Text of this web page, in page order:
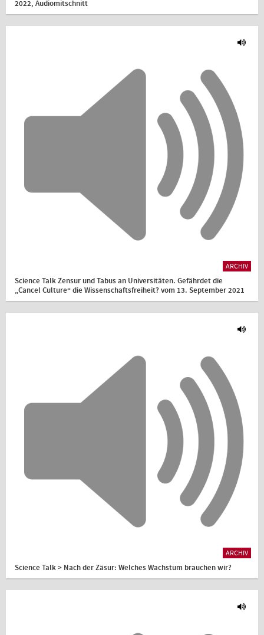
2022, Audiomitschnitt
ARCHIV
Science Talk Zensur und Tabus an Universitäten. Gefährdet die
„Cancel Culture“ die Wissenschaftsfreiheit? vom 13. September 2021
ARCHIV
Science Talk > Nach der Zäsur: Welches Wachstum brauchen wir?